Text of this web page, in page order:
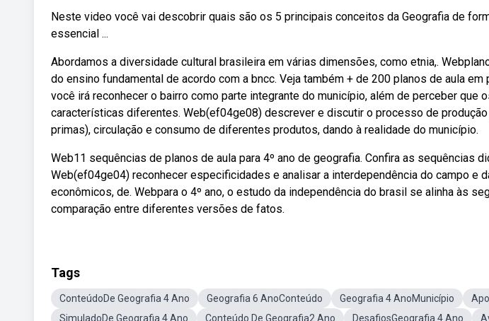
Neste video você vai descobrir quais são os 5 principais conceitos da Geografia de
essencial ...
Abordamos a diversidade cultural brasileira em várias dimensões, como etnia,.
do ensino fundamental de acordo com a bncc. Veja também + de 200 planos de aula
você irá reconhecer o bairro como parte integrante do município, além de perceber que
características diferentes. Web(ef04ge08) descrever e discutir o processo de
primas), circulação e consumo de diferentes produtos, dando à realidade do município.
Web11 sequências de planos de aula para 4º ano de geografia. Confira as sequências
Web(ef04ge04) reconhecer especificidades e analisar a interdependência do campo e
econômicos, de. Webpara o 4º ano, o estudo da independência do brasil se alinha às
comparação entre diferentes versões de fatos.
Tags
ConteúdoDe Geografia 4 Ano Geografia 6 AnoConteúdo Geografia 4 AnoMunicípio
SimuladoDe Geografia 4 Ano
Conteúdo De Geografia2 Ano DesafiosGeografia 4 Ano